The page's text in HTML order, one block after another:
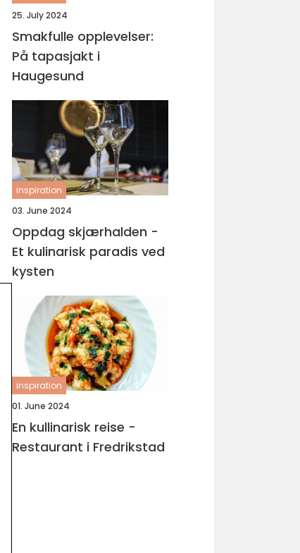
25. July 2024
Smakfulle opplevelser:
På tapasjakt i
Haugesund
inspiration
03. June 2024
Oppdag skjærhalden -
Et kulinarisk paradis ved
kysten
inspiration
01. June 2024
En kullinarisk reise -
Restaurant i Fredrikstad